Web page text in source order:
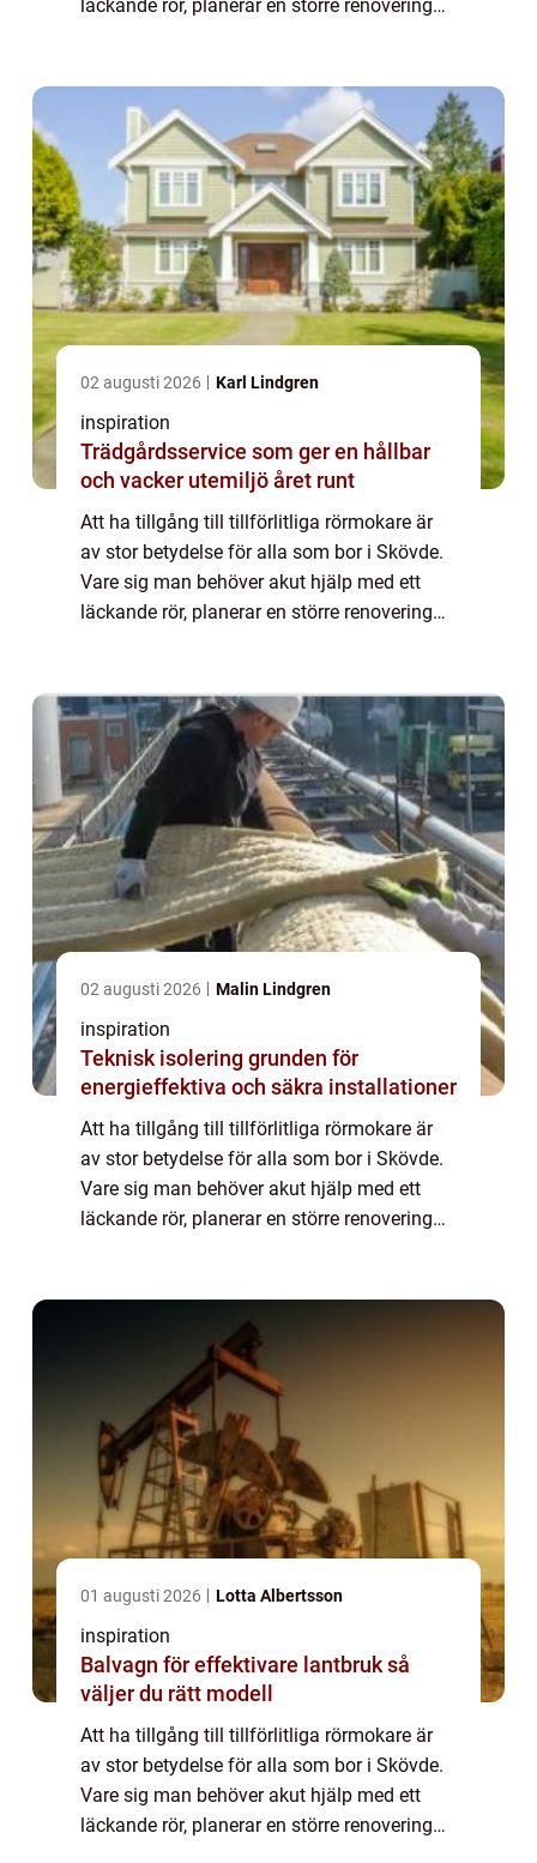
läckande rör, planerar en större renovering
02 augusti 2026 Karl Lindgren
inspiration
Trädgårdsservice som ger en hållbar
och vacker utemiljö året runt
Att ha tillgång till tillförlitliga rörmokare är
av stor betydelse för alla som bor i Skövde.
Vare sig man behöver akut hjälp med ett
läckande rör, planerar en större renovering
02 augusti 2026 Malin Lindgren
inspiration
Teknisk isolering grunden för
energieffektiva och säkra installationer
Att ha tillgång till tillförlitliga rörmokare är
av stor betydelse för alla som bor i Skövde.
Vare sig man behöver akut hjälp med ett
läckande rör, planerar en större renovering
01 augusti 2026 Lotta Albertsson
inspiration
Balvagn för effektivare lantbruk så
väljer du rätt modell
Att ha tillgång till tillförlitliga rörmokare är
av stor betydelse för alla som bor i Skövde.
Vare sig man behöver akut hjälp med ett
läckande rör, planerar en större renovering